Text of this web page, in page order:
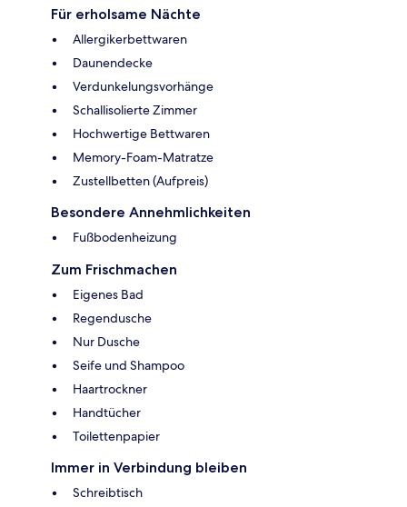
Für erholsame Nächte
Allergikerbettwaren
Daunendecke
Verdunkelungsvorhänge
Schallisolierte Zimmer
Hochwertige Bettwaren
Memory-Foam-Matratze
Zustellbetten (Aufpreis)
Besondere Annehmlichkeiten
Fußbodenheizung
Zum Frischmachen
Eigenes Bad
Regendusche
Nur Dusche
Seife und Shampoo
Haartrockner
Handtücher
Toilettenpapier
Immer in Verbindung bleiben
Schreibtisch